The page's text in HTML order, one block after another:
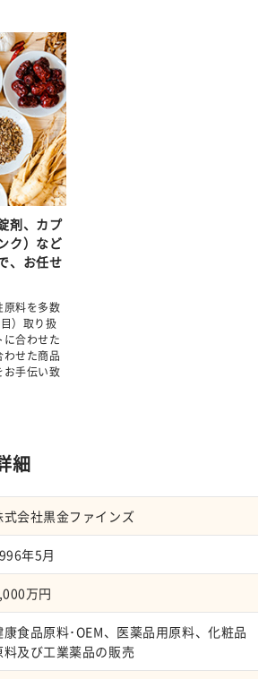
剤、カプ
ク）など
、お任せ
原料を多数
）取り扱
に合わせた
せた商品
お手伝い致
細
式会社黒金ファインズ
年5月
万円
康食品原料･OEM、医薬品用原料、化粧品
料及び工業薬品の販売